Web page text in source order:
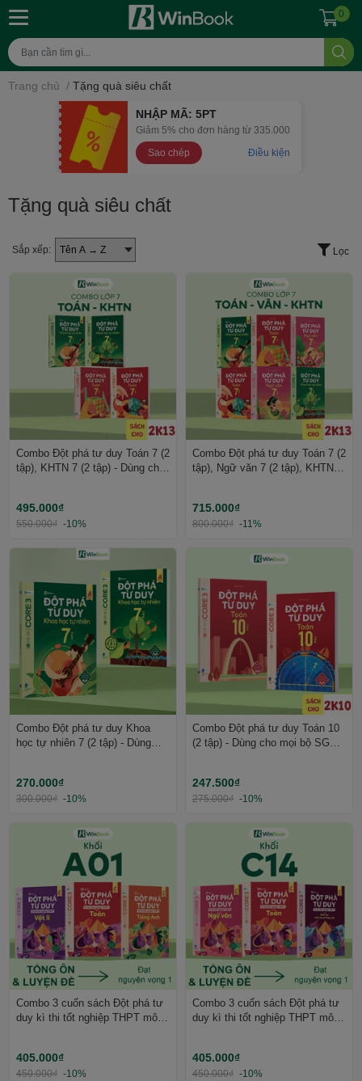
0
Trang chủ / Tặng quà siêu chất
NHẬP MÃ: 5PT
Giảm 5% cho đơn hàng từ 335.000
Sao chép
Điều kiện
Tặng quà siêu chất
Sắp xếp: Lọc
Combo Đột phá tư duy Toán 7 (2
tập), KHTN 7 (2 tập) - Dùng cho
495.000₫
550.000₫ -10%
Combo Đột phá tư duy Toán 7 (2
tập), Ngữ văn 7 (2 tập), KHTN 7
715.000₫
800.000₫ -11%
Combo Đột phá tư duy Khoa
học tự nhiên 7 (2 tập) - Dùng
270.000₫
300.000₫ -10%
Combo Đột phá tư duy Toán 10
(2 tập) - Dùng cho mọi bộ SGK -
247.500₫
275.000₫ -10%
Combo 3 cuốn sách Đột phá tư
duy kì thi tốt nghiệp THPT môn
405.000₫
450.000₫ -10%
Combo 3 cuốn sách Đột phá tư
duy kì thi tốt nghiệp THPT môn
405.000₫
450.000₫ -10%